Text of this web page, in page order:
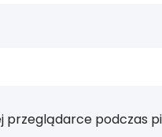
przeglądarce podczas